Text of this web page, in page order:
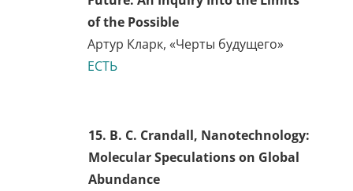
Study of Mankind
Стюарт Чейз
Не найдено
13. Stuart Chase, Tyranny of
Words